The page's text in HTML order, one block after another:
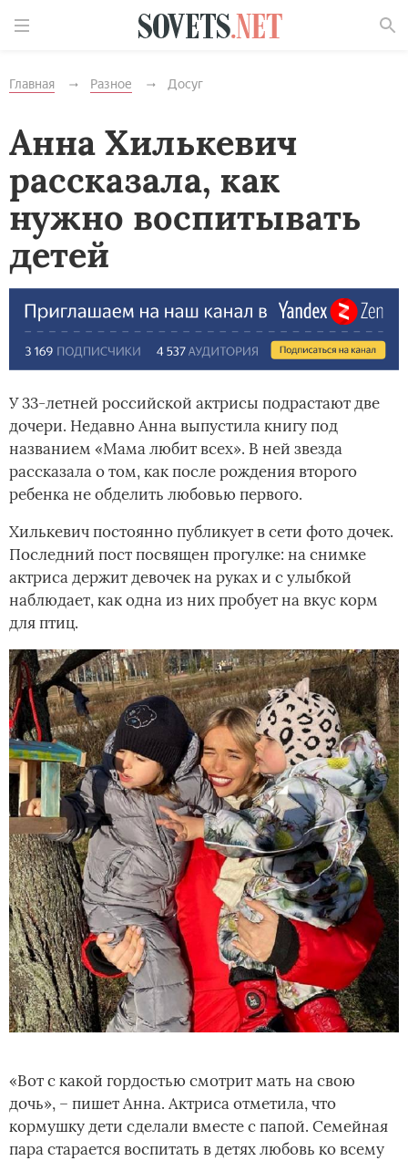
Главная Разное Досуг
Анна Хилькевич
рассказала, как
нужно воспитывать
детей
У 33-летней российской актрисы подрастают две
дочери. Недавно Анна выпустила книгу под
названием «Мама любит всех». В ней звезда
рассказала о том, как после рождения второго
ребенка не обделить любовью первого.
Хилькевич постоянно публикует в сети фото дочек.
Последний пост посвящен прогулке: на снимке
актриса держит девочек на руках и с улыбкой
наблюдает, как одна из них пробует на вкус корм
для птиц.
«Вот с какой гордостью смотрит мать на свою
дочь», – пишет Анна. Актриса отметила, что
кормушку дети сделали вместе с папой. Семейная
пара старается воспитать в детях любовь ко всему